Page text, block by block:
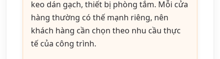
keo dán gạch, thiết bị phòng tắm. Mỗi cửa
hàng thường có thế mạnh riêng, nên
khách hàng cần chọn theo nhu cầu thực
tế của công trình.